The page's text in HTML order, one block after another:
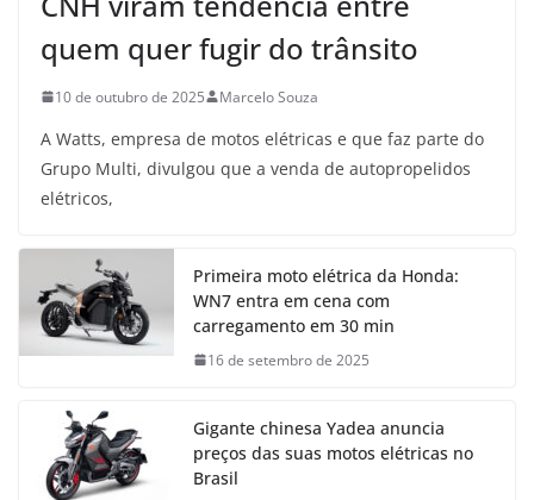
quem quer fugir do trânsito
10 de outubro de 2025 Marcelo Souza
A Watts, empresa de motos elétricas e que faz parte do
Grupo Multi, divulgou que a venda de autopropelidos
elétricos,
Primeira moto elétrica da Honda:
WN7 entra em cena com
carregamento em 30 min
16 de setembro de 2025
Gigante chinesa Yadea anuncia
preços das suas motos elétricas no
Brasil